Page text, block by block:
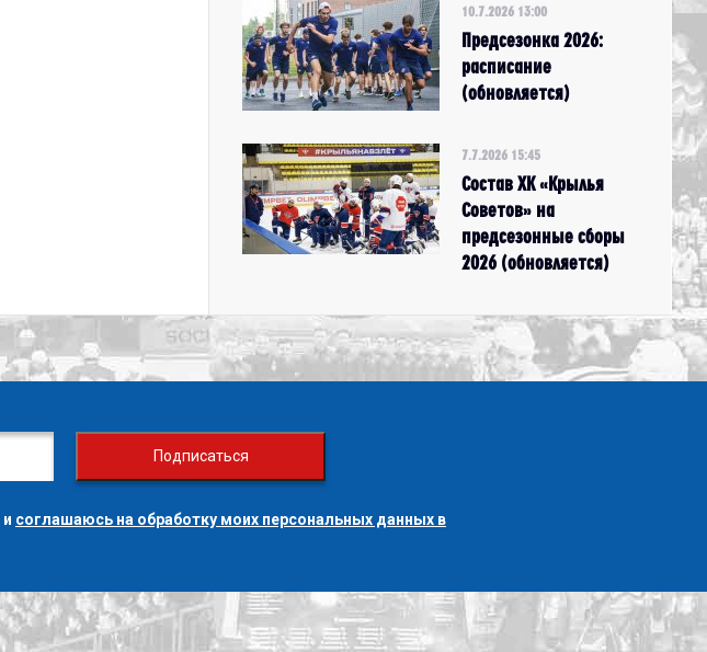
10.7.2026 13:00
Предсезонка 2026:
расписание
(обновляется)
7.7.2026 15:45
Состав ХК «Крылья
Советов» на
предсезонные сборы
2026 (обновляется)
Подписаться
и соглашаюсь на обработку моих персональных данных в